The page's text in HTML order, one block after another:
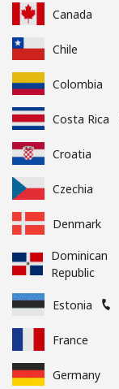
Canada
Chile
Colombia
Costa Rica
Croatia
Czechia
Denmark
Dominican
Republic
Estonia
France
Germany